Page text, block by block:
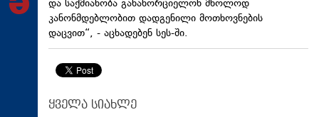
და საქმიანობა განახორციელონ მხოლოდ
კანონმდებლობით დადგენილი მოთხოვნების
დაცვით“, - აცხადებენ სეს-ში.
ყველა სიახლე